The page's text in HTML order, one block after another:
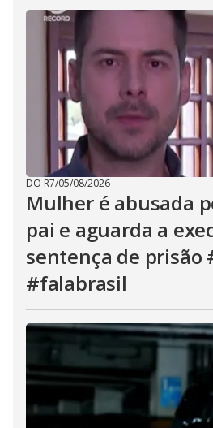
DO R7/05/08/2026
Mulher é abusada
pai e aguarda a
sentença de prisão
#falabrasil